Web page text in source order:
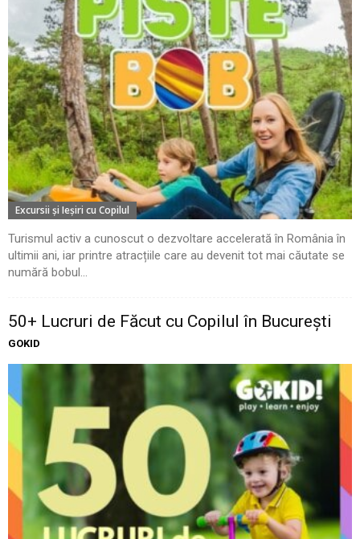
Excursii şi Ieşiri cu Copilul
Turismul activ a cunoscut o dezvoltare accelerată în România în
ultimii ani, iar printre atracțiile care au devenit tot mai căutate se
numără bobul...
50+ Lucruri de Făcut cu Copilul în București
GOKID